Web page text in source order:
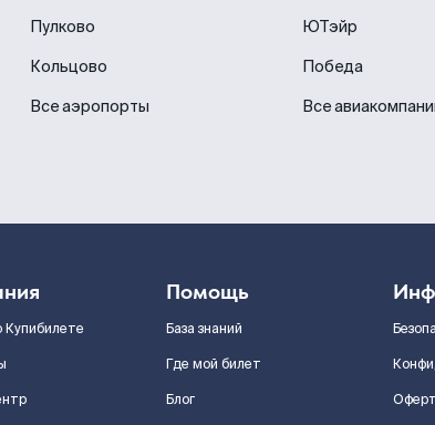
Пулково
Кольцово
Все аэропорты
ЮТэйр
Победа
Все
Купибилете
Помощь
База знаний
Где мой билет
Блог